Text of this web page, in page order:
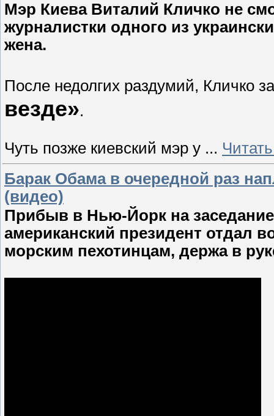
Мэр Киева Виталий Кличко не
журналистки одного из
жена.
После недолгих раздумий, Кличко
везде».
Чуть позже киевский мэр у ...
Барак Обама в очередной раз
(видео)
Прибыв в Нью-Йорк на
американский президент отдал
морским пехотинцам, держа в